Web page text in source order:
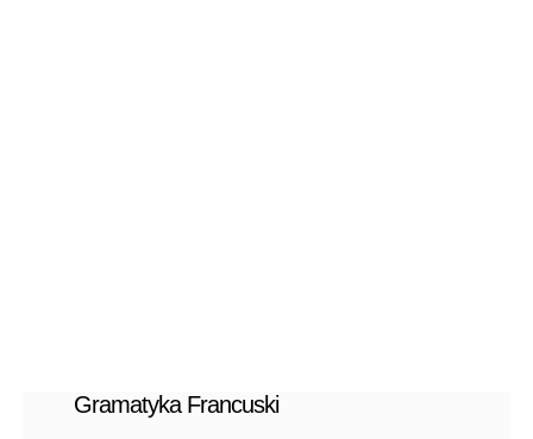
Gramatyka Francuski